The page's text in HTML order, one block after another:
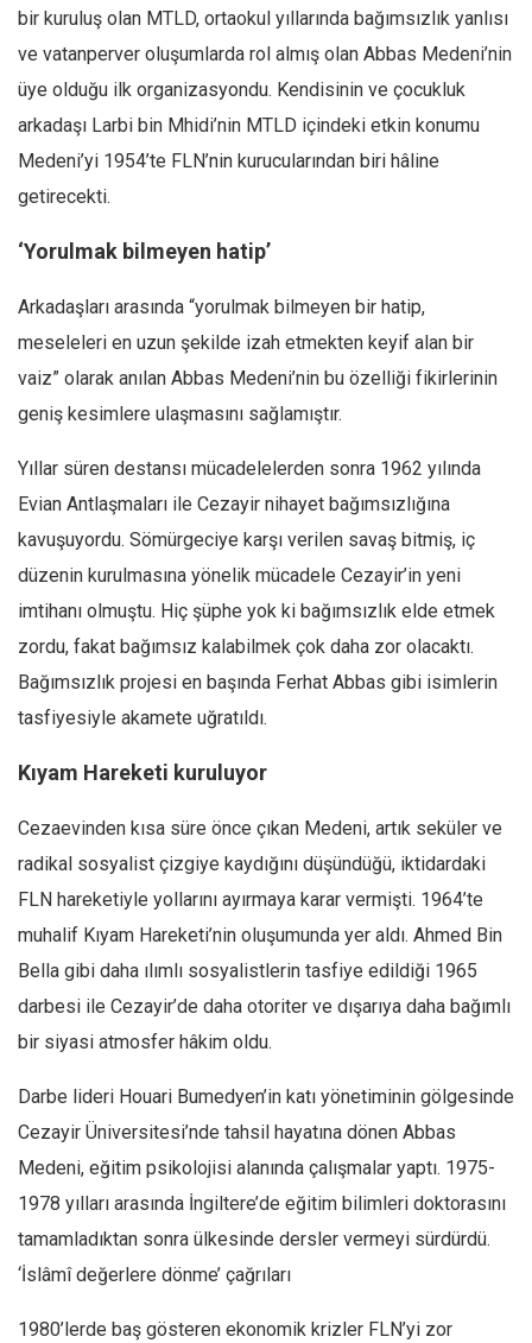
Türkiye
Siyaset
Dünya
Avrupa
Asya
İslam Dünyası
Düşünce
bir kuruluş olan MTLD, ortaokul yıllarında bağımsızlık yanlısı
ve vatanperver oluşumlarda rol almış olan Abbas Medeni’nin
üye olduğu ilk organizasyondu. Kendisinin ve çocukluk
arkadaşı Larbi bin Mhidi’nin MTLD içindeki etkin konumu
Medeni’yi 1954’te FLN’nin kurucularından biri hâline
getirecekti.
‘Yorulmak bilmeyen hatip’
Arkadaşları arasında “yorulmak bilmeyen bir hatip,
meseleleri en uzun şekilde izah etmekten keyif alan bir
vaiz” olarak anılan Abbas Medeni’nin bu özelliği fikirlerinin
geniş kesimlere ulaşmasını sağlamıştır.
Yıllar süren destansı mücadelelerden sonra 1962 yılında
Evian Antlaşmaları ile Cezayir nihayet bağımsızlığına
kavuşuyordu. Sömürgeciye karşı verilen savaş bitmiş, iç
düzenin kurulmasına yönelik mücadele Cezayir’in yeni
imtihanı olmuştu. Hiç şüphe yok ki bağımsızlık elde etmek
zordu, fakat bağımsız kalabilmek çok daha zor olacaktı.
Bağımsızlık projesi en başında Ferhat Abbas gibi isimlerin
tasfiyesiyle akamete uğratıldı.
Kıyam Hareketi kuruluyor
Cezaevinden kısa süre önce çıkan Medeni, artık seküler ve
radikal sosyalist çizgiye kaydığını düşündüğü, iktidardaki
FLN hareketiyle yollarını ayırmaya karar vermişti. 1964’te
muhalif Kıyam Hareketi’nin oluşumunda yer aldı. Ahmed Bin
Bella gibi daha ılımlı sosyalistlerin tasfiye edildiği 1965
darbesi ile Cezayir’de daha otoriter ve dışarıya daha bağımlı
bir siyasi atmosfer hâkim oldu.
Darbe lideri Houari Bumedyen’in katı yönetiminin gölgesinde
Cezayir Üniversitesi’nde tahsil hayatına dönen Abbas
Medeni, eğitim psikolojisi alanında çalışmalar yaptı. 1975-
1978 yılları arasında İngiltere’de eğitim bilimleri doktorasını
tamamladıktan sonra ülkesinde dersler vermeyi sürdürdü.
‘İslâmî değerlere dönme’ çağrıları
1980’lerde baş gösteren ekonomik krizler FLN’yi zor